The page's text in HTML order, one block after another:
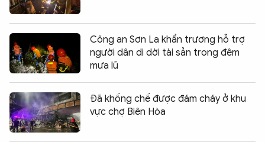
Công an Sơn La khẩn trương hỗ trợ
người dân di dời tài sản trong đêm
mưa lũ
Đã khống chế được đám cháy ở khu
vực chợ Biên Hòa